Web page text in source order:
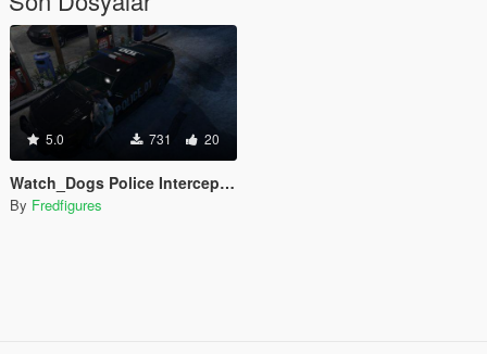
5.0 731 20
Watch_Dogs Police Interceptor
By Fredfigures